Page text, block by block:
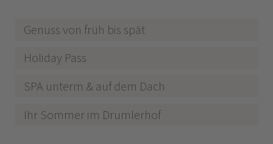
Genuss von früh bis spät
Holiday Pass
SPA unterm & auf dem Dach
Ihr Sommer im Drumlerhof